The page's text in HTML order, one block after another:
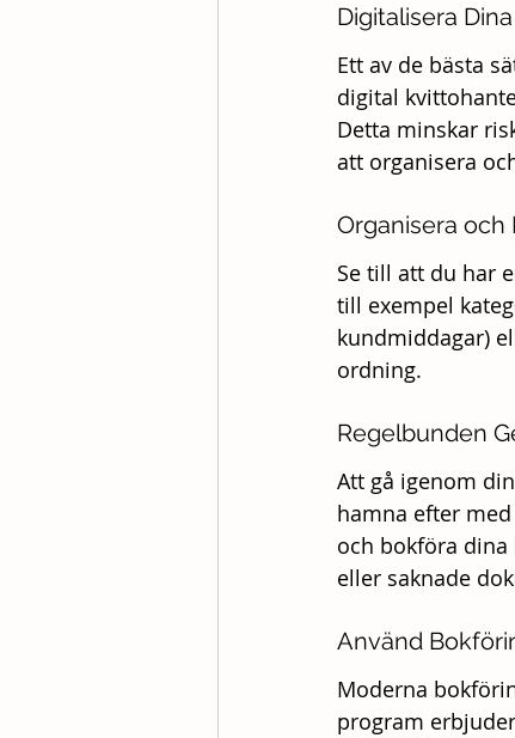
Digitalisera
Ett av de bästa
digital
Detta minskar
att organisera
Organisera och
Se till att du har
till exempel
kundmiddagar)
ordning.
Regelbunden
Att gå igenom
hamna efter
och bokföra
eller saknade
Använd
Moderna
program